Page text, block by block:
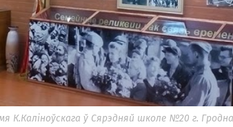
К.Каліноўскага ў Сярэдняй школе №20 г.